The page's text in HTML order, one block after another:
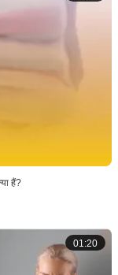
हैं?
01:20